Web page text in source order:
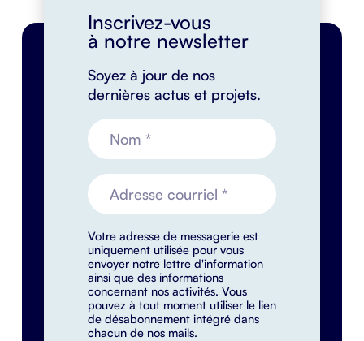
Inscrivez-vous
à notre newsletter
Soyez à jour de nos
dernières actus et projets.
Votre adresse de messagerie est
uniquement utilisée pour vous
envoyer notre lettre d'information
ainsi que des informations
concernant nos activités. Vous
pouvez à tout moment utiliser le lien
de désabonnement intégré dans
chacun de nos mails.